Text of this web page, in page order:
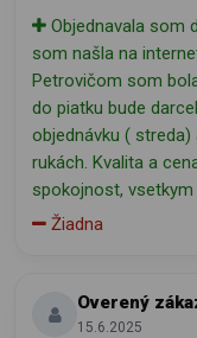
Objednavala som
som našla na
Petrovičom som
do piatku bude
objednávku (
rukách. Kvalita a
spokojnost,
Žiadna
Overený
15.6.2025